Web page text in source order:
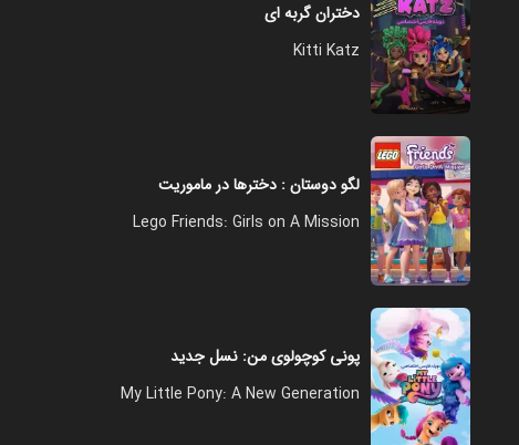
دختران گربه ای
Kitti Katz
لگو دوستان : دخترها در ماموریت
Lego Friends: Girls on A Mission
پونی کوچولوی من: نسل جدید
My Little Pony: A New Generation